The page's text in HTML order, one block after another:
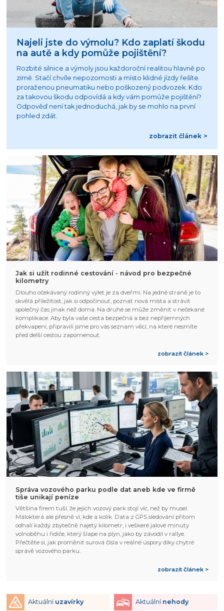
Najeli jste do výmolu? Kdo zaplatí škodu
na autě a kdy pomůže pojištění?
Rozbité silnice a výmoly jsou každoroční realitou hlavně po
zimě. Stačí chvíle nepozornosti a místo klidné jízdy řešíte
proraženou pneumatiku nebo poškozený podvozek. Kdo
za takovou škodu odpovídá a kdy vám pomůže pojištění?
Odpověď není tak jednoduchá, jak by se mohlo na první
pohled zdát.
zobrazit článek >
Jak si užít rodinné cestování - návod pro bezpečné
kilometry
Dlouho očekávaný rodinný výlet je za dveřmi. Na jedné straně je to
skvělá příležitost, jak si odpočinout, poznat nová místa a strávit
společný čas jinak než doma. Na druhé se může změnit v nečekané
komplikace. Aby byla vaše cesta bezpečná a bez nepříjemných
překvapení, připravili jsme pro vás seznam věcí, na které nesmíte
před delší cestou zapomenout.
zobrazit článek >
Správa vozového parku podle dat aneb kde ve firmě
tiše unikají peníze
Většina firem tuší, že jejich vozový park stojí víc, než by musel.
Málokterá ale přesně ví, kde a kolik. Data z GPS sledování přitom
odhalí každý zbytečně najetý kilometr, i veškeré jalové minuty
volnoběhu i řidiče, který šlape na plyn, jako by závodil v rallye.
Přečtěte si, jak proměnit surová čísla v reálné úspory díky chytré
správě vozového parku.
zobrazit článek >
Aktuální uzavírky Aktuální nehody